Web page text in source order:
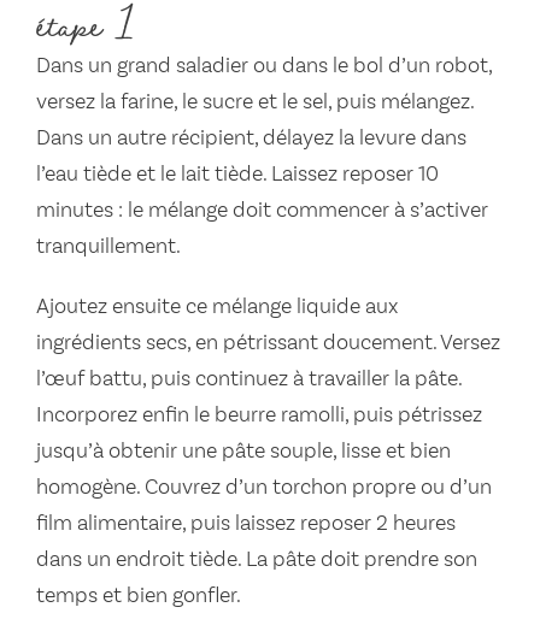
étape 1
Dans un grand saladier ou dans le bol d’un robot,
versez la farine, le sucre et le sel, puis mélangez.
Dans un autre récipient, délayez la levure dans
l’eau tiède et le lait tiède. Laissez reposer 10
minutes : le mélange doit commencer à s’activer
tranquillement.
Ajoutez ensuite ce mélange liquide aux
ingrédients secs, en pétrissant doucement. Versez
l’œuf battu, puis continuez à travailler la pâte.
Incorporez enfin le beurre ramolli, puis pétrissez
jusqu’à obtenir une pâte souple, lisse et bien
homogène. Couvrez d’un torchon propre ou d’un
film alimentaire, puis laissez reposer 2 heures
dans un endroit tiède. La pâte doit prendre son
temps et bien gonfler.